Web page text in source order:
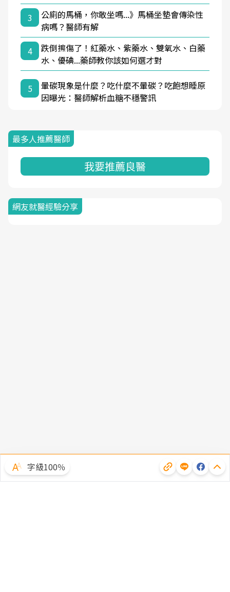
3
公廁的馬桶，你敢坐嗎...》馬桶坐墊會傳染性
病嗎？醫師有解
4
跌倒擦傷了！紅藥水、紫藥水、雙氧水、白藥
水、優碘...藥師教你該如何選才對
5
暈碳現象是什麼？吃什麼不暈碳？吃飽想睡原
因曝光：醫師解析血糖不穩警訊
最多人推薦醫師
我要推薦良醫
網友就醫經驗分享
字級100％